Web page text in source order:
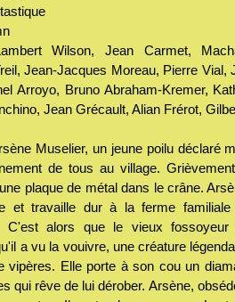
Wilson, Jean Carmet,
Jean-Jacques Moreau, Pierre Vial,
Arroyo, Bruno Abraham-Kremer,
Jean Grécault, Alian Frérot,
Muselier, un jeune poilu déclaré
de tous au village.
plaque de métal dans le crâne.
et travaille dur à la ferme familiale
C'est alors que le vieux
a vu la vouivre, une créature
vipères. Elle porte à son cou un
qui rêve de lui dérober. Arsène,